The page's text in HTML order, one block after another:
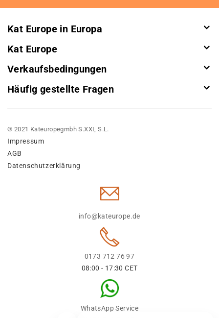
Kat Europe in Europa
Kat Europe
Verkaufsbedingungen
Häufig gestellte Fragen
© 2021 Kateuropegmbh S.XXI, S.L.
Impressum
AGB
Datenschutzerklärung
info@kateurope.de
0173 712 76 97
08:00 - 17:30 CET
WhatsApp Service